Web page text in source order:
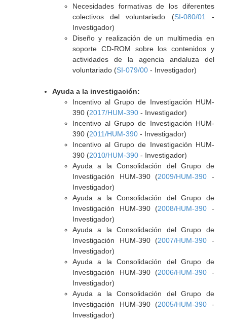
Necesidades formativas de los diferentes
colectivos del voluntariado (SI-080/01
-
Investigador)
Diseño y realización de un multimedia en
soporte CD-ROM sobre los contenidos y
actividades de la agencia andaluza del
voluntariado (SI-079/00- Investigador)
Ayuda a la investigación:
Incentivo al Grupo de Investigación HUM-
390 (2017/HUM-390- Investigador)
Incentivo al Grupo de Investigación HUM-
390 (2011/HUM-390- Investigador)
Incentivo al Grupo de Investigación HUM-
390 (2010/HUM-390- Investigador)
Ayuda a la Consolidación del Grupo de
Investigación HUM-390 (2009/HUM-390 -
Investigador)
Ayuda a la Consolidación del Grupo de
Investigación HUM-390 (2008/HUM-390 -
Investigador)
Ayuda a la Consolidación del Grupo de
Investigación HUM-390 (2007/HUM-390 -
Investigador)
Ayuda a la Consolidación del Grupo de
Investigación HUM-390 (2006/HUM-390 -
Investigador)
Ayuda a la Consolidación del Grupo de
Investigación HUM-390 (2005/HUM-390 -
Investigador)